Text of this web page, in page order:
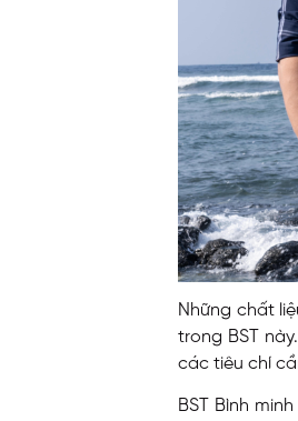
Những chất
trong BST
các tiêu chí
BST Bình